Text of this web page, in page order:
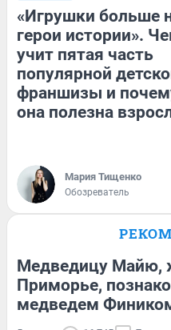
«Игрушки больше
герои истории».
учит пятая часть
популярной
франшизы и
она полезна
Мария Тищенко
Обозреватель
Медведицу Майю,
Приморье,
медведем